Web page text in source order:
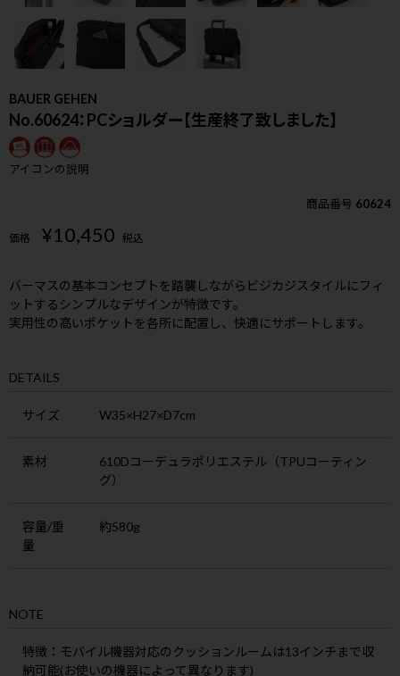
BAUER GEHEN
No.60624：PCショルダー【生産終了致しました】
アイコンの説明
商品番号 60624
価格 ¥10,450 税込
バーマスの基本コンセプトを踏襲しながらビジカジスタイルにフィ
ットするシンプルなデザインが特徴です。
実用性の高いポケットを各所に配置し、快適にサポートします。
DETAILS
サイズ W35×H27×D7cm
素材
610Dコーデュラポリエステル（TPUコーティン
グ）
容量/重
量
約580g
NOTE
特徴 ：モバイル機器対応のクッションルームは13インチまで収
納可能(お使いの機器によって異なります)